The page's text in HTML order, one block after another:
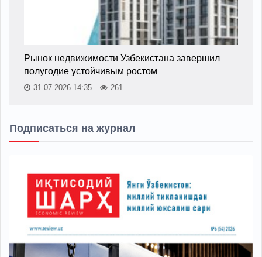
Рынок недвижимости Узбекистана завершил
полугодие устойчивым ростом
31.07.2026 14:35 261
Подписаться на журнал